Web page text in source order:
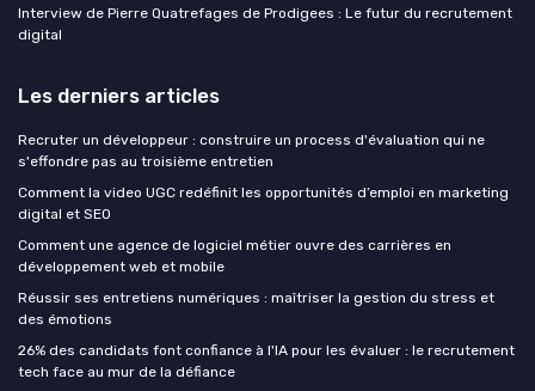
Interview de Pierre Quatrefages de Prodigees : Le futur du recrutement
digital
Les derniers articles
Recruter un développeur : construire un process d'évaluation qui ne
s'effondre pas au troisième entretien
Comment la video UGC redéfinit les opportunités d’emploi en marketing
digital et SEO
Comment une agence de logiciel métier ouvre des carrières en
développement web et mobile
Réussir ses entretiens numériques : maîtriser la gestion du stress et
des émotions
26% des candidats font confiance à l'IA pour les évaluer : le recrutement
tech face au mur de la défiance